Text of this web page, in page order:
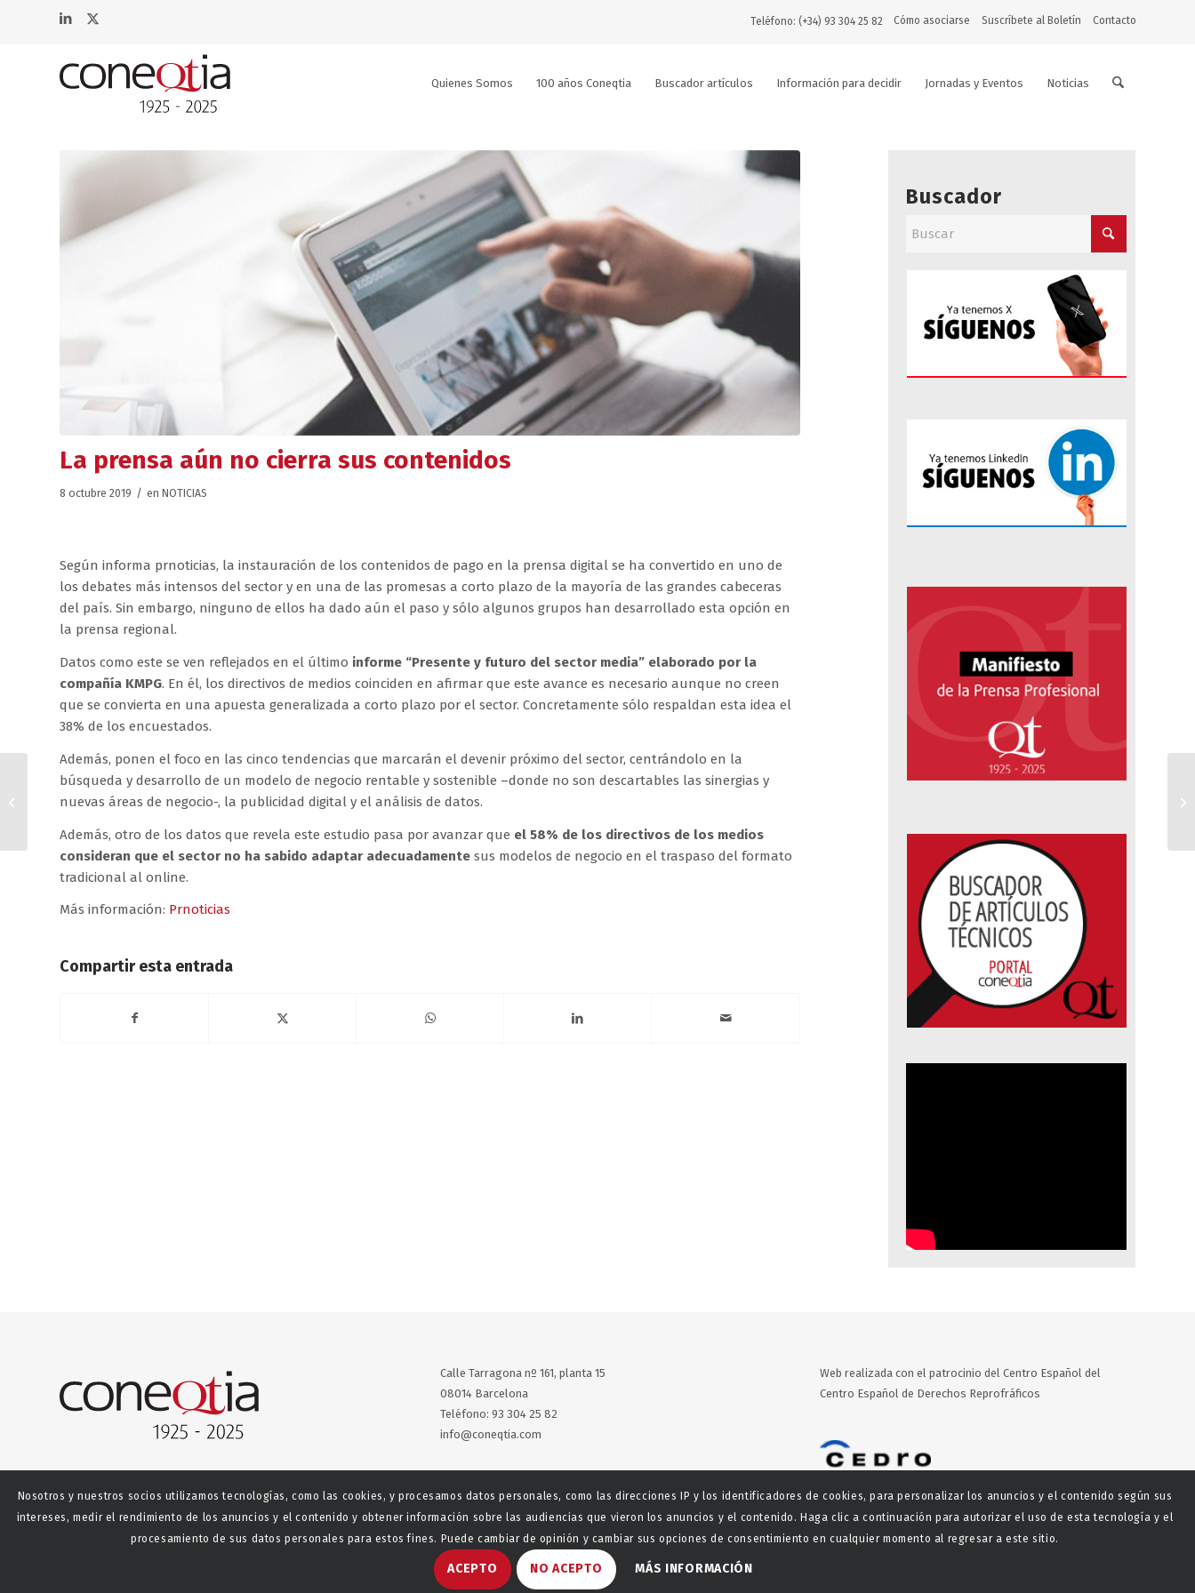
Cómo asociarse Suscríbete al Boletín Contacto
Teléfono: (+34) 93 304 25 82
Quienes Somos 100 años Coneqtia Buscador artículos Información para decidir Jornadas y Eventos Noticias
La prensa aún no cierra sus contenidos
8 octubre 2019 / en NOTICIAS
Según informa prnoticias, la instauración de los contenidos de pago en la prensa digital se ha convertido en uno de
los debates más intensos del sector y en una de las promesas a corto plazo de la mayoría de las grandes cabeceras
del país. Sin embargo, ninguno de ellos ha dado aún el paso y sólo algunos grupos han desarrollado esta opción en
la prensa regional.
Datos como este se ven reflejados en el último informe “Presente y futuro del sector media” elaborado por la
compañía KMPG. En él, los directivos de medios coinciden en afirmar que este avance es necesario aunque no creen
que se convierta en una apuesta generalizada a corto plazo por el sector. Concretamente sólo respaldan esta idea el
38% de los encuestados.
Además, ponen el foco en las cinco tendencias que marcarán el devenir próximo del sector, centrándolo en la
búsqueda y desarrollo de un modelo de negocio rentable y sostenible –donde no son descartables las sinergias y
nuevas áreas de negocio-, la publicidad digital y el análisis de datos.
Además, otro de los datos que revela este estudio pasa por avanzar que el 58% de los directivos de los medios
consideran que el sector no ha sabido adaptar adecuadamente sus modelos de negocio en el traspaso del formato
tradicional al online.
Más información: Prnoticias
Compartir esta entrada
Buscador
Calle Tarragona nº 161, planta 15
08014 Barcelona
Teléfono: 93 304 25 82
info@coneqtia.com
X LinkedIn
Web realizada con el patrocinio del Centro Español del
Centro Español de Derechos Reprofráficos
Política de privacidad
La audiencia de las
revistas de consumo
Nosotros y nuestros socios utilizamos tecnologías, como las cookies, y procesamos datos personales, como las direcciones IP y los identificadores de cookies, para personalizar los anuncios y el contenido según sus
intereses, medir el rendimiento de los anuncios y el contenido y obtener información sobre las audiencias que vieron los anuncios y el contenido. Haga clic a continuación para autorizar el uso de esta tecnología y el
procesamiento de sus datos personales para estos fines. Puede cambiar de opinión y cambiar sus opciones de consentimiento en cualquier momento al regresar a este sitio.
ACEPTO NO ACEPTO MÁS INFORMACIÓN